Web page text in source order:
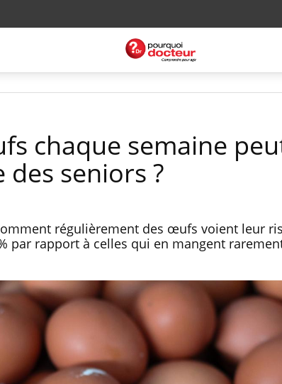
chaque semaine
seniors ?
régulièrement des œufs voient leur
par rapport à celles qui en mangent